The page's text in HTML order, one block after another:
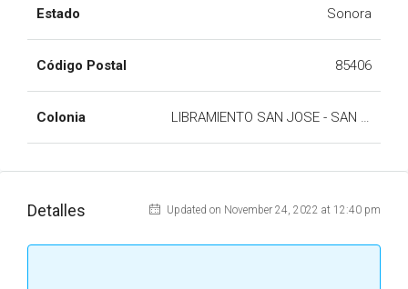
Estado Sonora
Código Postal 85406
Colonia LIBRAMIENTO SAN JOSE - SAN JUDAS
Detalles Updated on November 24, 2022 at 12:40 pm